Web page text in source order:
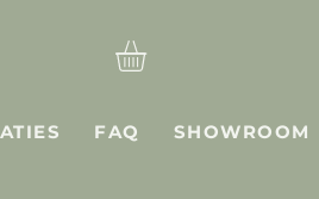
FAQ SHOWROOM